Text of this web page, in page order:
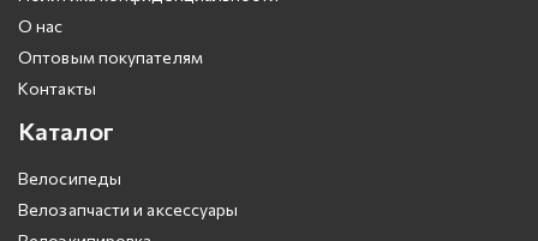
О нас
Оптовым покупателям
Контакты
Каталог
Велосипеды
Велозапчасти и аксессуары